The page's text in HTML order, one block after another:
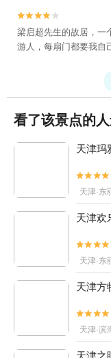


梁启超先生的故居，一
游人，每扇门都要我自
看了该景点的
天津玛
天津·东
天津欢
天津·东
天津方
天津·滨
天津之